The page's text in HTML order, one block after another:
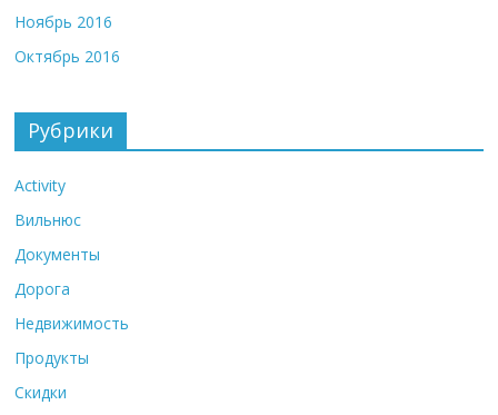
Ноябрь 2016
Октябрь 2016
Рубрики
Activity
Вильнюс
Документы
Дорога
Недвижимость
Продукты
Скидки